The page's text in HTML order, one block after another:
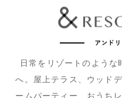
日常をリゾートのよう
へ。屋上テラス、ウッド
ームパーティー、おうち